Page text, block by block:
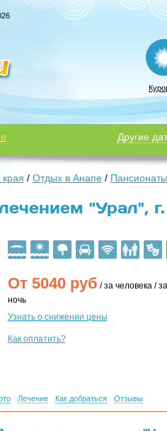
Другие
/ Отдых в Анапе/
"Урал",
От 5040руб / за человека / за
ночь
Узнать о снижении цены
Как оплатить?
Лечение Как добраться Отзывы